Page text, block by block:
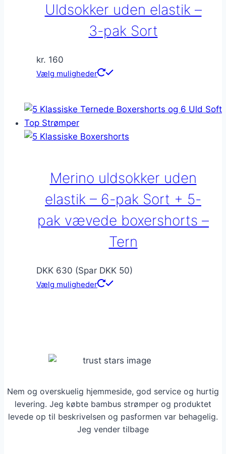
Uldsokker uden elastik –
3-pak Sort
kr. 160
Vælg muligheder
Dette
flere
Mulighederne
på
varesiden
Merino uldsokker uden
elastik – 6-pak Sort + 5-
pak vævede boxershorts –
Tern
DKK 630 (Spar DKK 50)
Vælg muligheder
Nem og overskuelig hjemmeside, god service og hurtig
levering. Jeg købte bambus strømper og produktet
levede op til beskrivelsen og pasformen var behagelig.
Jeg vender tilbage